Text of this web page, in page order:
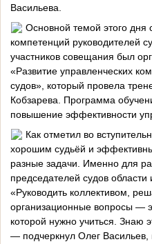
Васильева.
Основной темой этого дня
компетенций руководителей
участников совещания был
«Развитие управленческих
судов», который провела
Кобзарева. Программа
повышение эффективности
Как отметил во
хорошим судьёй и
разные задачи. Именно для
председателей судов области
«Руководить коллективом,
организационные вопросы —
которой нужно учиться. Знаю
— подчеркнул Олег Васильев,